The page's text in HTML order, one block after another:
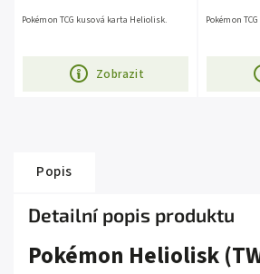
Zobrazit
Pokémon TCG kusová karta Heliolisk. Pokémon
Popis
Detailní popis produktu
Pokémon Heliolisk